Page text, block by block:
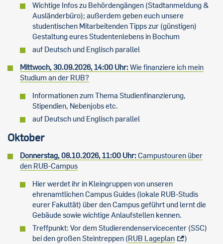
Wichtige Infos zu Behördengängen (Stadtanmeldung &
Ausländerbüro); außerdem geben euch unsere
studentischen Mitarbeitenden Tipps zur (günstigen)
Gestaltung eures Studentenlebens in Bochum
auf Deutsch und Englisch parallel
Mittwoch, 30.09.2026, 14:00 Uhr: Wie finanziere ich mein
Studium an der RUB?
Informationen zum Thema Studienfinanzierung,
Stipendien, Nebenjobs etc.
auf Deutsch und Englisch parallel
Oktober
Donnerstag, 08.10.2026, 11:00 Uhr: Campustouren über
den RUB-Campus
Hier werdet ihr in Kleingruppen von unseren
ehrenamtlichen Campus Guides (lokale RUB-Studis
eurer Fakultät) über den Campus geführt und lernt die
Gebäude sowie wichtige Anlaufstellen kennen.
Treffpunkt: Vor dem Studierendenservicecenter (SSC)
bei den großen Steintreppen (RUB Lageplan
)